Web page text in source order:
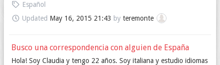
Español
Updated May 16, 2015 21:43 by teremonte
Busco una correspondencia con alguien de España
Hola! Soy Claudia y tengo 22 años. Soy italiana y estudio idiomas